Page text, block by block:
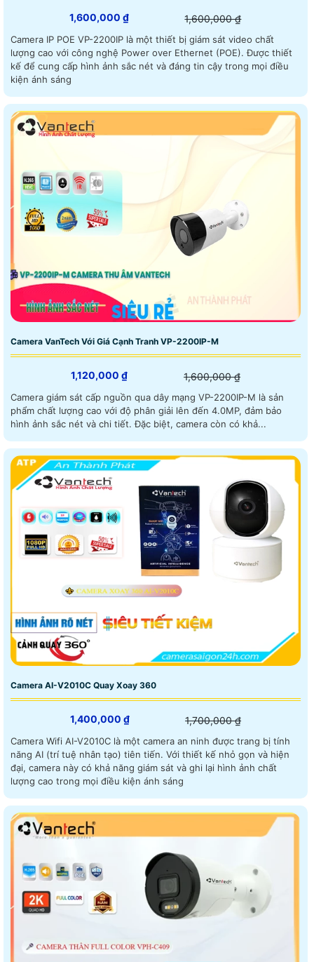
1,600,000 ₫ 1,600,000 ₫
Camera IP POE VP-2200IP là một thiết bị giám sát video chất
lượng cao với công nghệ Power over Ethernet (POE). Được thiết
kế để cung cấp hình ảnh sắc nét và đáng tin cậy trong mọi điều
kiện ánh sáng
Camera VanTech Với Giá Cạnh Tranh VP-2200IP-M
1,120,000 ₫ 1,600,000 ₫
Camera giám sát cấp nguồn qua dây mạng VP-2200IP-M là sản
phẩm chất lượng cao với độ phân giải lên đến 4.0MP, đảm bảo
hình ảnh sắc nét và chi tiết. Đặc biệt, camera còn có khả...
Camera AI-V2010C Quay Xoay 360
1,400,000 ₫ 1,700,000 ₫
Camera Wifi AI-V2010C là một camera an ninh được trang bị tính
năng AI (trí tuệ nhân tạo) tiên tiến. Với thiết kế nhỏ gọn và hiện
đại, camera này có khả năng giám sát và ghi lại hình ảnh chất
lượng cao trong mọi điều kiện ánh sáng